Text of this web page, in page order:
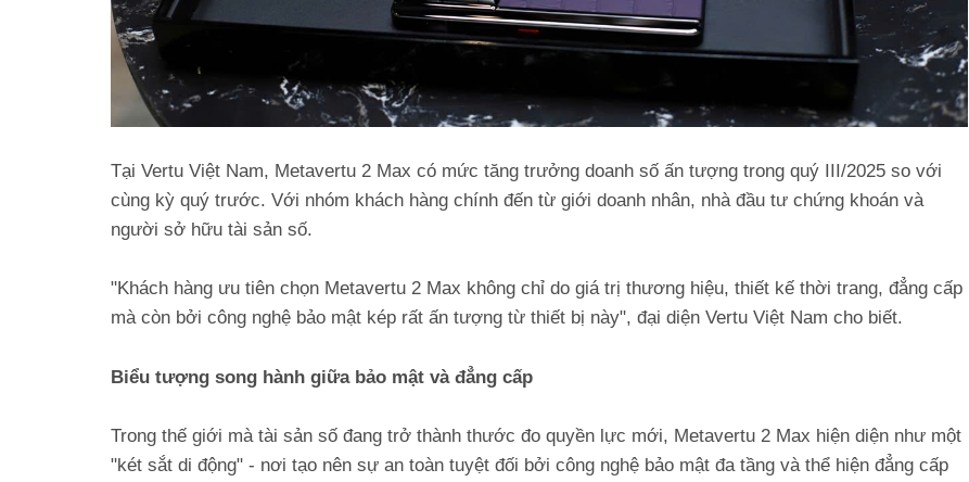
Tại Vertu Việt Nam, Metavertu 2 Max có mức tăng trưởng doanh số ấn tượng trong quý III/2025 so với
cùng kỳ quý trước. Với nhóm khách hàng chính đến từ giới doanh nhân, nhà đầu tư chứng khoán và
người sở hữu tài sản số.
"Khách hàng ưu tiên chọn Metavertu 2 Max không chỉ do giá trị thương hiệu, thiết kế thời trang, đẳng cấp
mà còn bởi công nghệ bảo mật kép rất ấn tượng từ thiết bị này", đại diện Vertu Việt Nam cho biết.
Biểu tượng song hành giữa bảo mật và đẳng cấp
Trong thế giới mà tài sản số đang trở thành thước đo quyền lực mới, Metavertu 2 Max hiện diện như một
"két sắt di động" - nơi tạo nên sự an toàn tuyệt đối bởi công nghệ bảo mật đa tầng và thể hiện đẳng cấp